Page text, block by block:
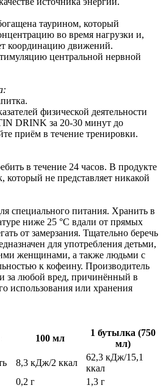
таурином, который
во время нагрузки и,
координацию движений.
центральной нервной
физической деятельности
DRINK за 20-30 минут до
приём в течение тренировки.
в течение 24 часов. В продукте
который не представляет никакой
специального питания. Хранить в
ниже 25 °C вдали от прямых
от замерзания. Тщательно беречь
для употребления детьми,
женщинами, а также людьми с
к кофеину. Производитель
за любой вред, причинённый в
использования или хранения
100 мл
1 бутылка (750
мл)
8,3 кДж/2 ккал
62,3 кДж/15,1
ккал
0,2 г
1,3 г